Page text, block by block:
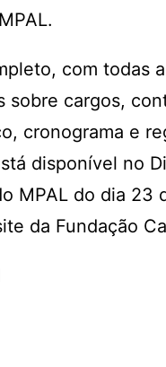
com todas
sobre cargos,
cronograma e
disponível no
MPAL do dia 23
da Fundação